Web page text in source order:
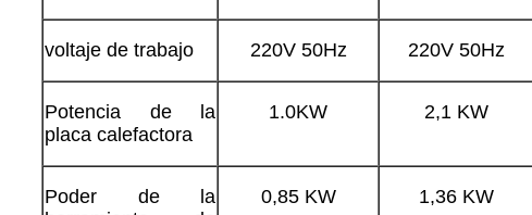
voltaje de trabajo 220V 50Hz 220V 50Hz
Potencia de la
placa calefactora
1.0KW 2,1 KW
Poder de la
0,85 KW 1,36 KW